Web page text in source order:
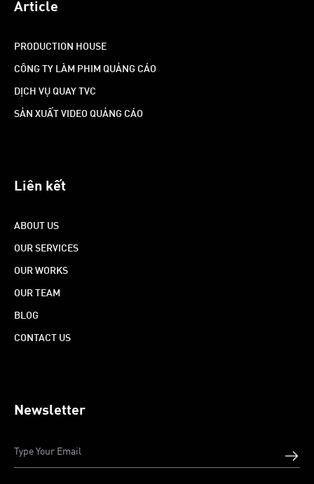
Article
PRODUCTION HOUSE
CÔNG TY LÀM PHIM QUẢNG CÁO
DỊCH VỤ QUAY TVC
SẢN XUẤT VIDEO QUẢNG CÁO
Liên kết
ABOUT US
OUR SERVICES
OUR WORKS
OUR TEAM
BLOG
CONTACT US
Newsletter